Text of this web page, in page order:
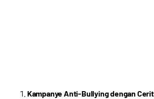
Kampanye Anti-Bullying dengan